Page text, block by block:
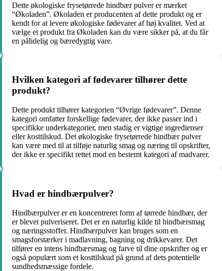
Dette økologiske frysetørrede hindbær pulver er mærket
“Økoladen”. Økoladen er producenten af dette produkt og er
kendt for at levere økologiske fødevarer af høj kvalitet. Ved at
vælge et produkt fra Økoladen kan du være sikker på, at du får
en pålidelig og bæredygtig vare.
Hvilken kategori af fødevarer tilhører dette
produkt?
Dette produkt tilhører kategorien “Øvrige fødevarer”. Denne
kategori omfatter forskellige fødevarer, der ikke passer ind i
specifikke underkategorier, men stadig er vigtige ingredienser
eller kosttilskud. Det økologiske frysetørrede hindbær pulver
kan være med til at tilføje naturlig smag og næring til opskrifter,
der ikke er specifikt rettet mod en bestemt kategori af madvarer.
Hvad er hindbærpulver?
Hindbærpulver er en koncentreret form af tørrede hindbær, der
er blevet pulveriseret. Det er en naturlig kilde til hindbærsmag
og næringsstoffer. Hindbærpulver kan bruges som en
smagsforstærker i madlavning, bagning og drikkevarer. Det
tilfører en intens hindbærsmag og farve til dine opskrifter og er
også populært som et kosttilskud på grund af dets potentielle
sundhedsmæssige fordele.